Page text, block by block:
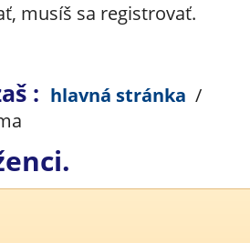
musíš sa registrovať.
: hlavná stránka /